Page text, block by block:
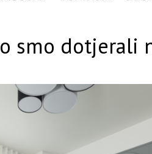
smo dotjerali